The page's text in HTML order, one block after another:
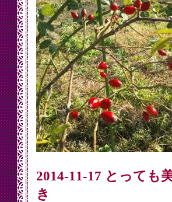
2014-11-17 とっても
き